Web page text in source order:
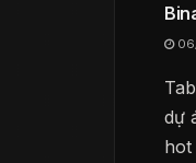
dự
hot